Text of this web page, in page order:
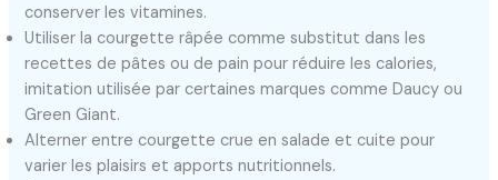
conserver les vitamines.
Utiliser la courgette râpée comme substitut dans les
recettes de pâtes ou de pain pour réduire les calories,
imitation utilisée par certaines marques comme Daucy ou
Green Giant.
Alterner entre courgette crue en salade et cuite pour
varier les plaisirs et apports nutritionnels.